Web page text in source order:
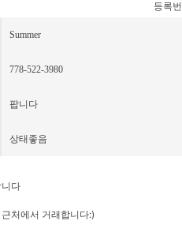
등록
Summer
778-522-3980
팝니다
상태좋음
다
처에서 거래합니다:)